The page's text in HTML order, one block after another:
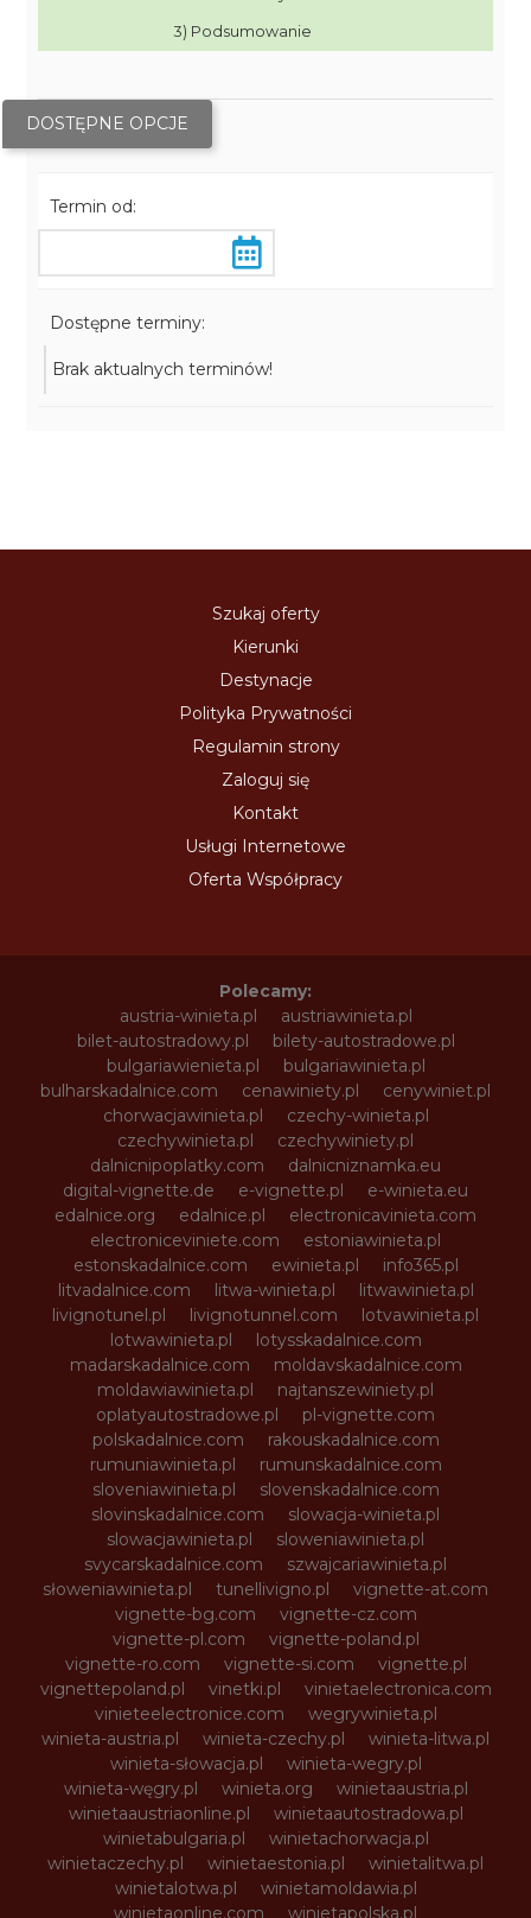
3) Podsumowanie
DOSTĘPNE OPCJE
Termin od:
Dostępne terminy:
Brak aktualnych terminów!
Szukaj oferty
Kierunki
Destynacje
Polityka Prywatności
Regulamin strony
Zaloguj się
Kontakt
Usługi Internetowe
Oferta Współpracy
Polecamy:
austria-winieta.pl
austriawinieta.pl
bilet-autostradowy.pl
bilety-autostradowe.pl
bulgariawienieta.pl
bulgariawinieta.pl
bulharskadalnice.com
cenawiniety.pl
cenywiniet.pl
chorwacjawinieta.pl
czechy-winieta.pl
czechywinieta.pl
czechywiniety.pl
dalnicnipoplatky.com
dalnicniznamka.eu
digital-vignette.de
e-vignette.pl
e-winieta.eu
edalnice.org
edalnice.pl
electronicavinieta.com
electroniceviniete.com
estoniawinieta.pl
estonskadalnice.com
ewinieta.pl
info365.pl
litvadalnice.com
litwa-winieta.pl
litwawinieta.pl
livignotunel.pl
livignotunnel.com
lotvawinieta.pl
lotwawinieta.pl
lotysskadalnice.com
madarskadalnice.com
moldavskadalnice.com
moldawiawinieta.pl
najtanszewiniety.pl
oplatyautostradowe.pl
pl-vignette.com
polskadalnice.com
rakouskadalnice.com
rumuniawinieta.pl
rumunskadalnice.com
sloveniawinieta.pl
slovenskadalnice.com
slovinskadalnice.com
slowacja-winieta.pl
slowacjawinieta.pl
sloweniawinieta.pl
svycarskadalnice.com
szwajcariawinieta.pl
słoweniawinieta.pl
tunellivigno.pl
vignette-at.com
vignette-bg.com
vignette-cz.com
vignette-pl.com
vignette-poland.pl
vignette-ro.com
vignette-si.com
vignette.pl
vignettepoland.pl
vinetki.pl
vinietaelectronica.com
vinieteelectronice.com
wegrywinieta.pl
winieta-austria.pl
winieta-czechy.pl
winieta-litwa.pl
winieta-słowacja.pl
winieta-wegry.pl
winieta-węgry.pl
winieta.org
winietaaustria.pl
winietaaustriaonline.pl
winietaautostradowa.pl
winietabulgaria.pl
winietachorwacja.pl
winietaczechy.pl
winietaestonia.pl
winietalitwa.pl
winietalotwa.pl
winietamoldawia.pl
winietaonline.com
winietapolska.pl